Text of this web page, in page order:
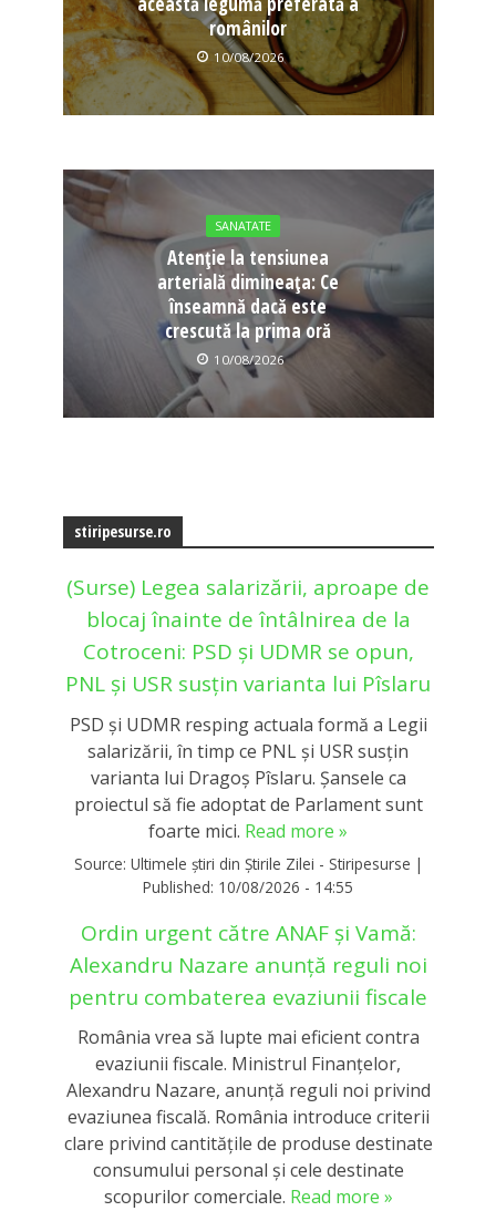
românilor
10/08/2026
SANATATE
Atenție la tensiunea
arterială dimineața: Ce
înseamnă dacă este
crescută la prima oră
10/08/2026
stiripesurse.ro
(Surse) Legea salarizării, aproape de
blocaj înainte de întâlnirea de la
Cotroceni: PSD și UDMR se opun,
PNL și USR susțin varianta lui Pîslaru
PSD și UDMR resping actuala formă a Legii
salarizării, în timp ce PNL și USR susțin
varianta lui Dragoș Pîslaru. Șansele ca
proiectul să fie adoptat de Parlament sunt
foarte mici. Read more »
Source: Ultimele știri din Știrile Zilei - Stiripesurse |
Published: 10/08/2026 - 14:55
Ordin urgent către ANAF și Vamă:
Alexandru Nazare anunță reguli noi
pentru combaterea evaziunii fiscale
România vrea să lupte mai eficient contra
evaziunii fiscale. Ministrul Finanțelor,
Alexandru Nazare, anunță reguli noi privind
evaziunea fiscală. România introduce criterii
clare privind cantitățile de produse destinate
consumului personal și cele destinate
scopurilor comerciale. Read more »